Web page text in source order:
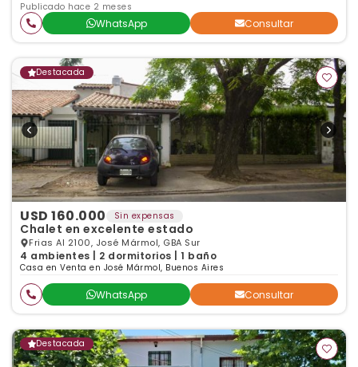
Publicado hace 2 meses
WhatsApp Consultar
Destacada
USD 160.000 Sin expensas
Chalet en excelente estado
Frias Al 2100, José Mármol, GBA Sur
4 ambientes | 2 dormitorios | 1 baño
Casa en Venta en José Mármol, Buenos Aires
WhatsApp Consultar
Destacada